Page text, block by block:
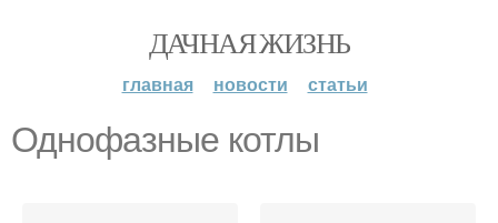
ДАЧНАЯ ЖИЗНЬ
главная новости статьи
Однофазные котлы